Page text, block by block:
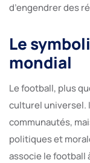
d’engendrer des
Le
mondial
Le football, plus
culturel universel.
communautés,
politiques et
associe le football